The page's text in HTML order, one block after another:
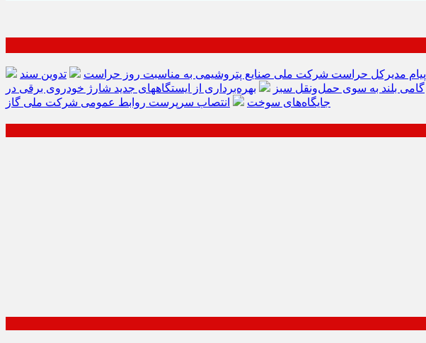
پیام مدیرکل حراست شرکت ملی صنایع پتروشیمی به مناسبت روز حراست
تدوین سند
گامی بلند به سوی حمل‌ونقل سبز
بهره‌برداری از ایستگاههای جدید شارژ خودروی برقی در
جایگاه‌های سوخت
انتصاب سرپرست روابط عمومی شرکت ملی گاز